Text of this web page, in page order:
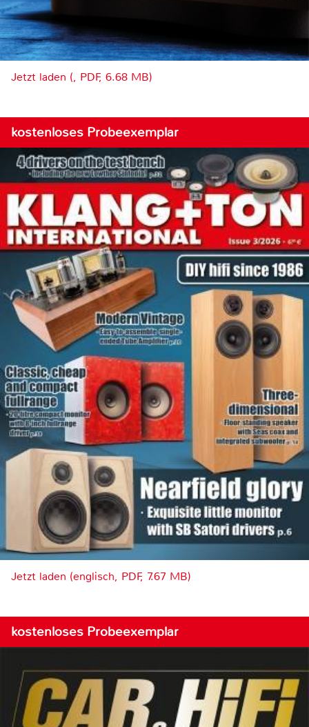
Jetzt laden (, PDF, 6.68 MB)
kostenloses Probeexemplar
Jetzt laden (englisch, PDF, 7.67 MB)
kostenloses Probeexemplar